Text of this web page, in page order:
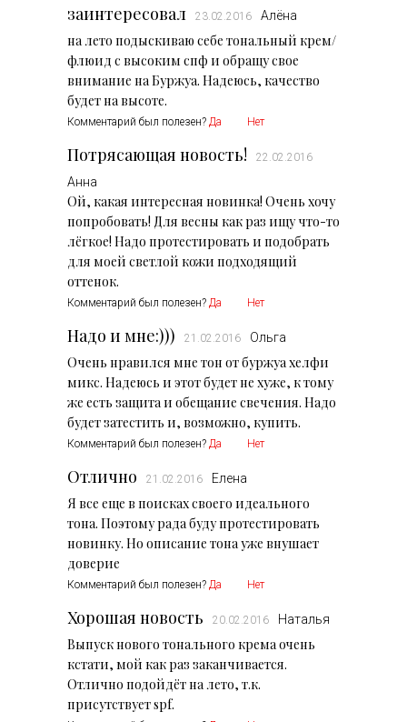
заинтересовал 23.02.2016 Алёна
на лето подыскиваю себе тональный крем/
флюид с высоким спф и обращу свое
внимание на Буржуа. Надеюсь, качество
будет на высоте.
Комментарий был полезен? Да Нет
Потрясающая новость! 22.02.2016
Анна
Ой, какая интересная новинка! Очень хочу
попробовать! Для весны как раз ищу что-то
лёгкое! Надо протестировать и подобрать
для моей светлой кожи подходящий
оттенок.
Комментарий был полезен? Да Нет
Надо и мне:))) 21.02.2016 Ольга
Очень нравился мне тон от буржуа хелфи
микс. Надеюсь и этот будет не хуже, к тому
же есть защита и обещание свечения. Надо
будет затестить и, возможно, купить.
Комментарий был полезен? Да Нет
Отлично 21.02.2016 Елена
Я все еще в поисках своего идеального
тона. Поэтому рада буду протестировать
новинку. Но описание тона уже внушает
доверие
Комментарий был полезен? Да Нет
Хорошая новость 20.02.2016 Наталья
Выпуск нового тонального крема очень
кстати, мой как раз заканчивается.
Отлично подойдёт на лето, т.к.
присутствует spf.